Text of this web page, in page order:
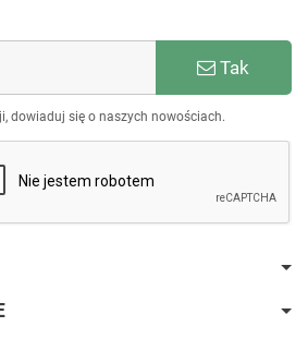
Tak
dowiaduj się o naszych nowościach.